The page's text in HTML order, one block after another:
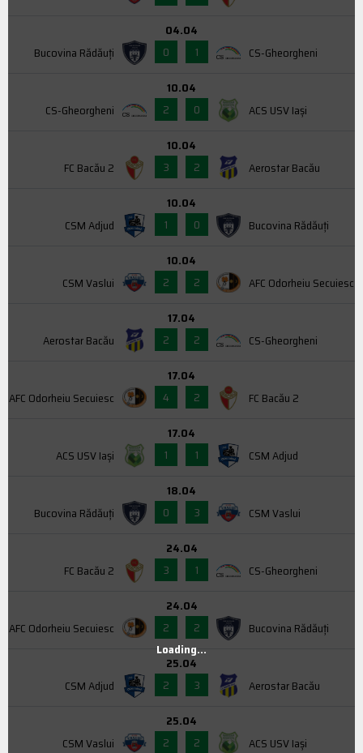
Bucovina Rădăuți
04.04
0
1 CS-Gheorgheni
CS-Gheorgheni
10.04
2
0 ACS USV Iaşi
FC Bacău 2
10.04
3
2 Aerostar Bacău
CSM Adjud
10.04
1
0 Bucovina Rădăuți
CSM Vaslui
10.04
2
2 AFC Odorheiu Secuiesc
Aerostar Bacău
17.04
2
2 CS-Gheorgheni
AFC Odorheiu Secuiesc
17.04
4
2 FC Bacău 2
ACS USV Iaşi
17.04
1
1 CSM Adjud
Bucovina Rădăuți
18.04
0
3 CSM Vaslui
FC Bacău 2
24.04
3
1 CS-Gheorgheni
AFC Odorheiu Secuiesc
24.04
2
2 Bucovina Rădăuți
CSM Adjud
25.04
2
3 Aerostar Bacău
CSM Vaslui
25.04
2
2 ACS USV Iaşi
Loading...